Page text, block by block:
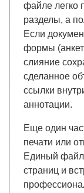
файле легко
разделы, а
Если
формы
слияние
сделанное
ссылки
аннотации.
Еще один
печати или
Единый файл
страниц и